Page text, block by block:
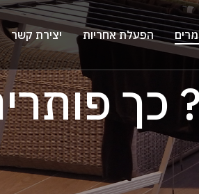
הפעלת אחריות יצירת קשר
כך